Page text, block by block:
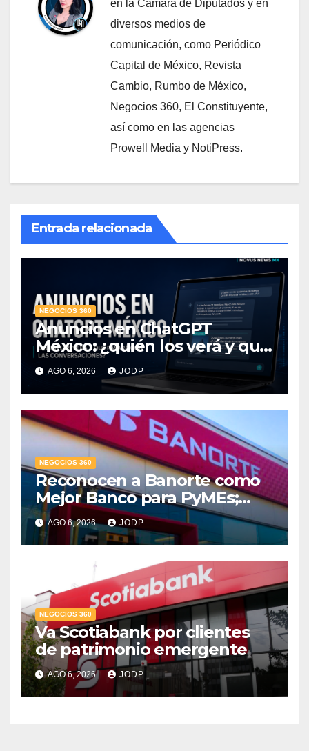
en la Cámara de Diputados y en
diversos medios de
comunicación, como Periódico
Capital de México, Revista
Cambio, Rumbo de México,
Negocios 360, El Constituyente,
así como en las agencias
Prowell Media y NotiPress.
Entrada relacionada
NEGOCIOS 360
Anuncios en ChatGPT
México: ¿quién los verá y qué
pasará con las
conversaciones?
AGO 6, 2026 JODP
NEGOCIOS 360
Reconocen a Banorte como
Mejor Banco para PyMEs;
supera 14% del mercado
crediticio
AGO 6, 2026 JODP
NEGOCIOS 360
Va Scotiabank por clientes
de patrimonio emergente
AGO 6, 2026 JODP